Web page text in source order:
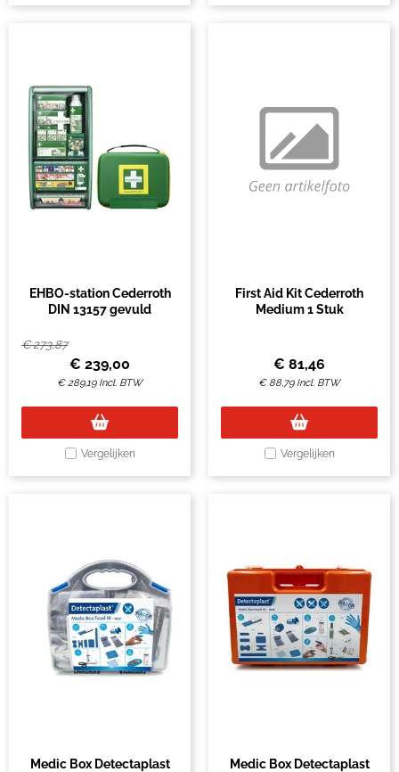
EHBO-station Cederroth
DIN 13157 gevuld
€273,87
€ 239,00
€289,19 Incl. BTW
Vergelijken
First Aid Kit Cederroth
Medium 1 Stuk
€ 81,46
€ 88,79 Incl. BTW
Vergelijken
Medic Box Detectaplast
Medic Box Detectaplast